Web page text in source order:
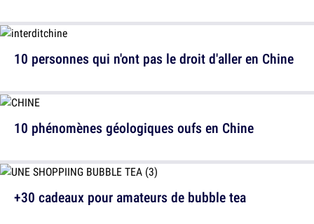
10 personnes qui n'ont pas le droit d'aller en Chine
+30 cadeaux pour amateurs de bubble tea
10 phénomènes géologiques oufs en Chine